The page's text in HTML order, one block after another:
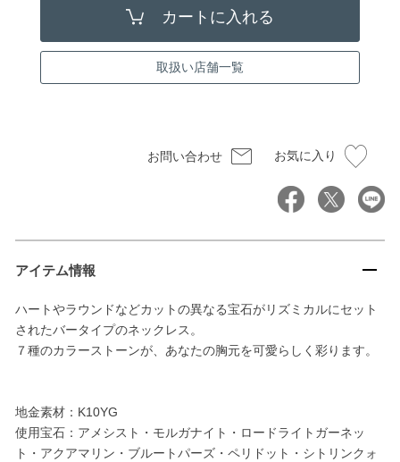
取扱い店舗一覧
お問い合わせ お気に入り
アイテム情報
ハートやラウンドなどカットの異なる宝石がリズミカルにセット
されたバータイプのネックレス。
７種のカラーストーンが、あなたの胸元を可愛らしく彩ります。
地金素材：K10YG
使用宝石：アメシスト・モルガナイト・ロードライトガーネッ
ト・アクアマリン・ブルートパーズ・ペリドット・シトリンクォ